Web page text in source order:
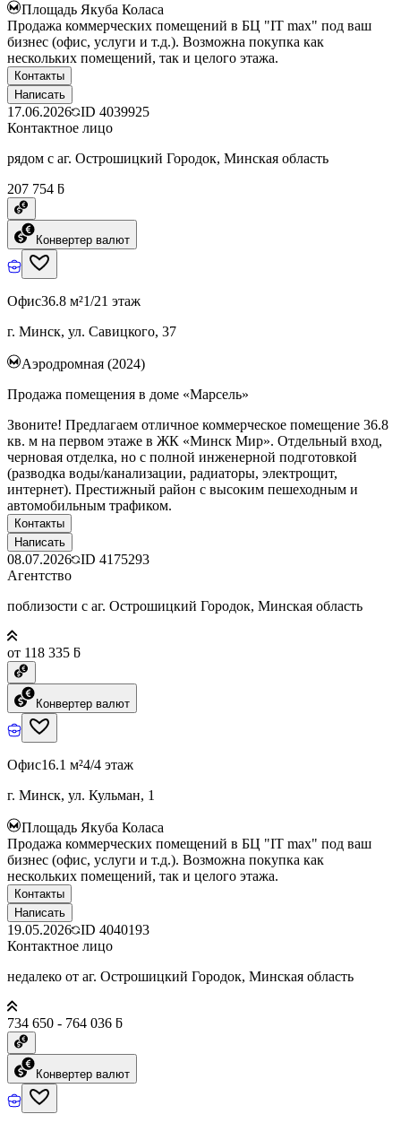
Площадь Якуба Коласа
Продажа коммерческих помещений в БЦ "IT max" под ваш
бизнес (офис, услуги и т.д.). Возможна покупка как
нескольких помещений, так и целого этажа.
Контакты
Написать
17.06.2026 ID 4039925
Контактное лицо
рядом с аг. Острошицкий Городок, Минская область
207 754 ƃ
Конвертер валют
Офис36.8 м²1/21 этаж
г. Минск, ул. Савицкого, 37
Аэродромная (2024)
Продажа помещения в доме «Марсель»
Звоните! Предлагаем отличное коммерческое помещение 36.8
кв. м на первом этаже в ЖК «Минск Мир». Отдельный вход,
черновая отделка, но с полной инженерной подготовкой
(разводка воды/канализации, радиаторы, электрощит,
интернет). Престижный район с высоким пешеходным и
автомобильным трафиком.
Контакты
Написать
08.07.2026 ID 4175293
Агентство
поблизости с аг. Острошицкий Городок, Минская область
от 118 335 ƃ
Конвертер валют
Офис16.1 м²4/4 этаж
г. Минск, ул. Кульман, 1
Площадь Якуба Коласа
Продажа коммерческих помещений в БЦ "IT max" под ваш
бизнес (офис, услуги и т.д.). Возможна покупка как
нескольких помещений, так и целого этажа.
Контакты
Написать
19.05.2026 ID 4040193
Контактное лицо
недалеко от аг. Острошицкий Городок, Минская область
734 650 - 764 036 ƃ
Конвертер валют